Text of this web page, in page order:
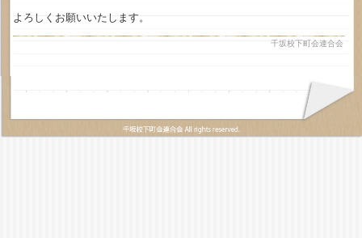
よろしくお願いいたします。
千坂校下町会連合会